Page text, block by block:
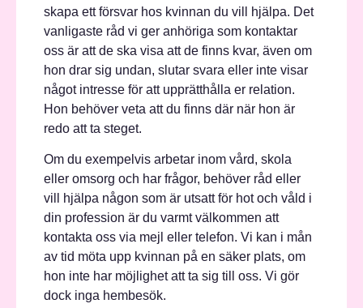
skapa ett försvar hos kvinnan du vill hjälpa. Det
vanligaste råd vi ger anhöriga som kontaktar
oss är att de ska visa att de finns kvar, även om
hon drar sig undan, slutar svara eller inte visar
något intresse för att upprätthålla er relation.
Hon behöver veta att du finns där när hon är
redo att ta steget.
Om du exempelvis arbetar inom vård, skola
eller omsorg och har frågor, behöver råd eller
vill hjälpa någon som är utsatt för hot och våld i
din profession är du varmt välkommen att
kontakta oss via mejl eller telefon. Vi kan i mån
av tid möta upp kvinnan på en säker plats, om
hon inte har möjlighet att ta sig till oss. Vi gör
dock inga hembesök.